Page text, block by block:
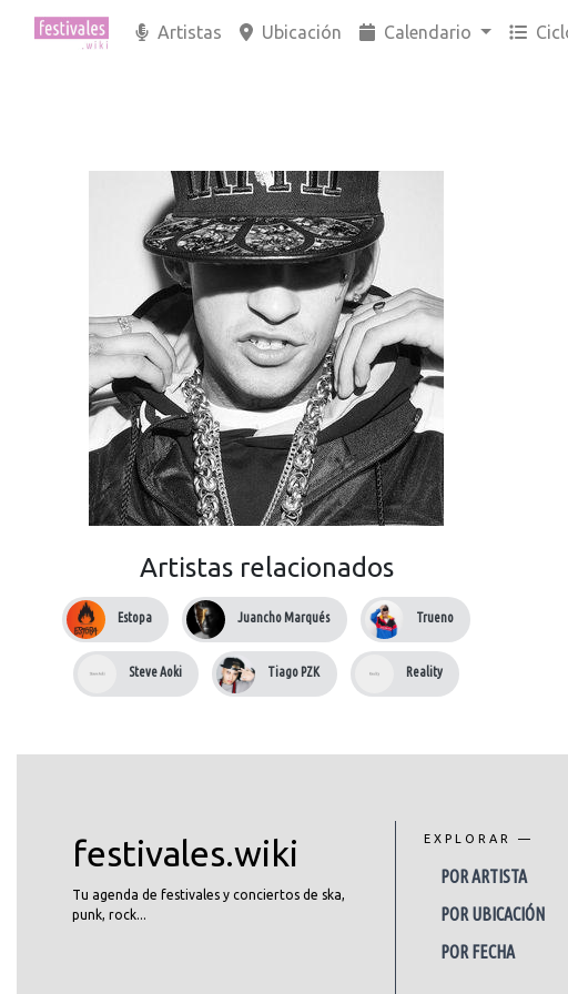
Artistas Ubicación Calendario
Artistas relacionados
Estopa Juancho Marqués Trueno
Steve Aoki Tiago PZK Reality
festivales.wiki
Tu agenda de festivales y conciertos de ska,
punk, rock...
EXPLORAR —
POR ARTISTA
POR UBICACIÓN
POR FECHA